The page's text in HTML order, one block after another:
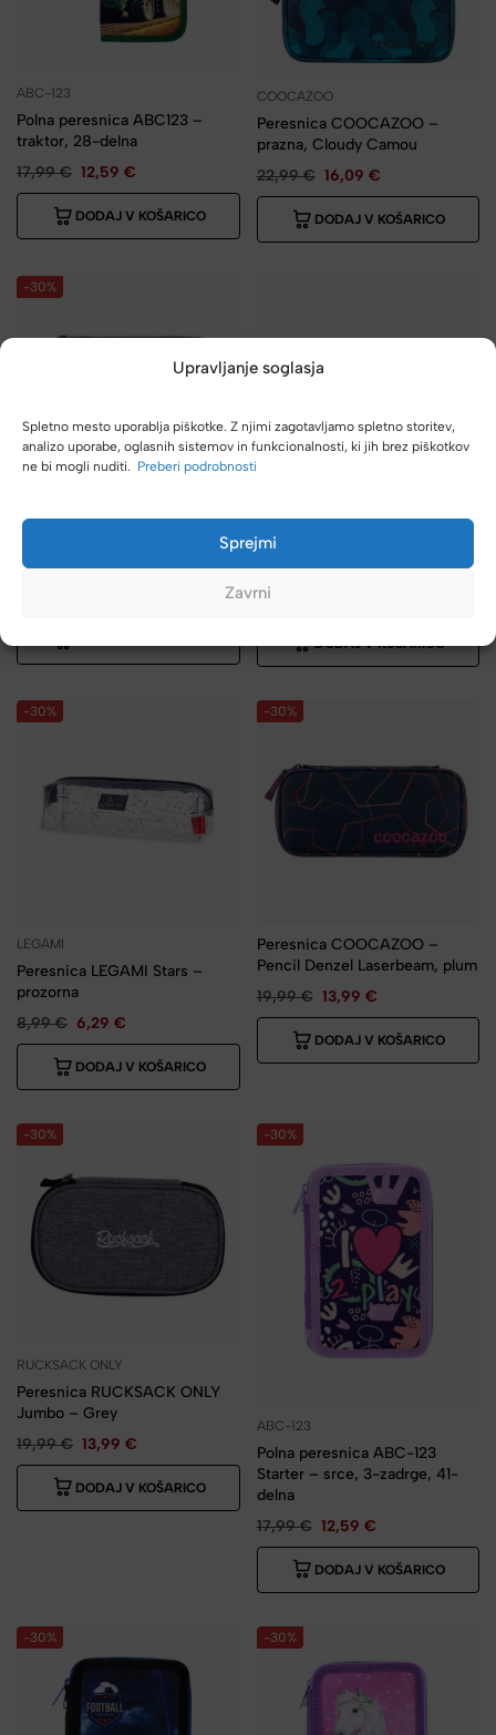
Upravljanje soglasja
Spletno mesto uporablja piškotke. Z njimi zagotavljamo spletno storitev,
analizo uporabe, oglasnih sistemov in funkcionalnosti, ki jih brez piškotkov
ne bi mogli nuditi. Preberi podrobnosti
Sprejmi
Zavrni
ABC-123
Polna peresnica ABC123 –
traktor, 28-delna
17,99€ 12,59 €
DODAJ V KOŠARICO
COOCAZOO
Peresnica COOCAZOO –
prazna, Cloudy Camou
22,99€ 16,09 €
DODAJ V KOŠARICO
-30%
COOCAZOO
prazna, Magic Polka
LEGAMI
Peresnica LEGAMI – panda,
prozorna
8,99
DODAJ V KOŠARICO
-30%
LEGAMI
Peresnica LEGAMI Stars –
prozorna
8,99€ 6,29 €
DODAJ V KOŠARICO
-30%
Peresnica COOCAZOO –
Pencil Denzel Laserbeam, plum
19,99€ 13,99 €
DODAJ V KOŠARICO
-30%
RUCKSACK ONLY
Peresnica RUCKSACK ONLY
Jumbo – Grey
19,99€ 13,99 €
DODAJ V KOŠARICO
-30%
ABC-123
Polna peresnica ABC-123
Starter – srce, 3-zadrge, 41-
delna
17,99€ 12,59 €
DODAJ V KOŠARICO
-30% -30%